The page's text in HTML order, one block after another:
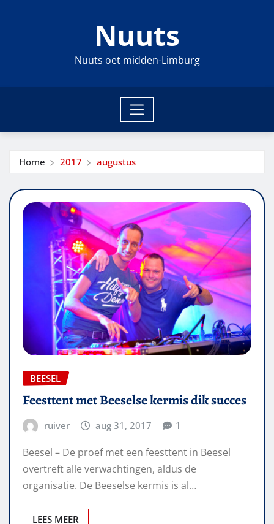
Nuuts
Nuuts oet midden-Limburg
Home 2017 augustus
BEESEL
Feesttent met Beeselse kermis dik succes
ruiver aug 31, 2017 1
Beesel – De proef met een feesttent in Beesel
overtreft alle verwachtingen, aldus de
organisatie. De Beeselse kermis is al…
LEES MEER